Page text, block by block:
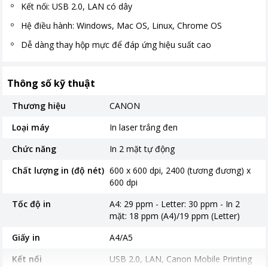
Kết nối: USB 2.0, LAN có dây
Hệ điều hành: Windows, Mac OS, Linux, Chrome OS
Dễ dàng thay hộp mực để đáp ứng hiệu suất cao
Thông số kỹ thuật
Thương hiệu
CANON
Loại máy
In laser trắng đen
Chức năng
In 2 mặt tự động
Chất lượng in (độ nét) 600 x 600 dpi, 2400 (tương đương) x
600 dpi
Tốc độ in
A4: 29 ppm - Letter: 30 ppm - In 2
mặt: 18 ppm (A4)/19 ppm (Letter)
Giấy in
A4/A5
Kết nối
USB 2.0, LAN, Canon Mobile Printing